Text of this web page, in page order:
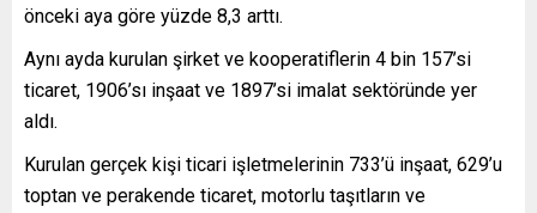
önceki aya göre yüzde 8,3 arttı.
Aynı ayda kurulan şirket ve kooperatiflerin 4 bin 157’si
ticaret, 1906’sı inşaat ve 1897’si imalat sektöründe yer
aldı.
Kurulan gerçek kişi ticari işletmelerinin 733’ü inşaat, 629’u
toptan ve perakende ticaret, motorlu taşıtların ve